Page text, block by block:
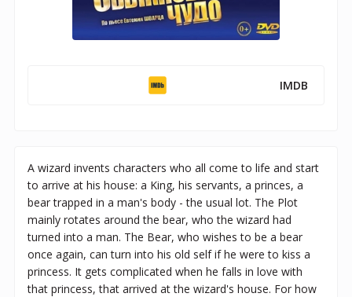
IMDB
A wizard invents characters who all come to life and start
to arrive at his house: a King, his servants, a princes, a
bear trapped in a man's body - the usual lot. The Plot
mainly rotates around the bear, who the wizard had
turned into a man. The Bear, who wishes to be a bear
once again, can turn into his old self if he were to kiss a
princess. It gets complicated when he falls in love with
that princess, that arrived at the wizard's house. For how